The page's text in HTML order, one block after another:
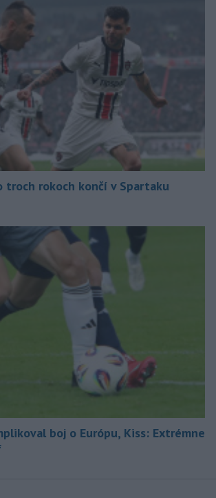
troch rokoch končí v Spartaku
boj o Európu, Kiss: Extrémne